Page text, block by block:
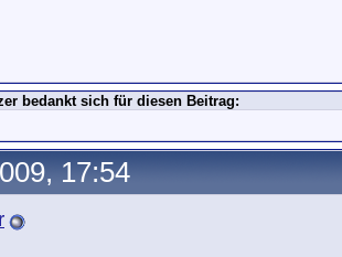
bedankt sich für diesen Beitrag:
17:54